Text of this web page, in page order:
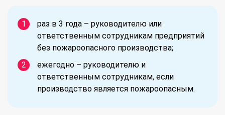
раз в 3 года – руководителю или
ответственным сотрудникам предприятий
без пожароопасного производства;
ежегодно – руководителю и
ответственным сотрудникам, если
производство является пожароопасным.